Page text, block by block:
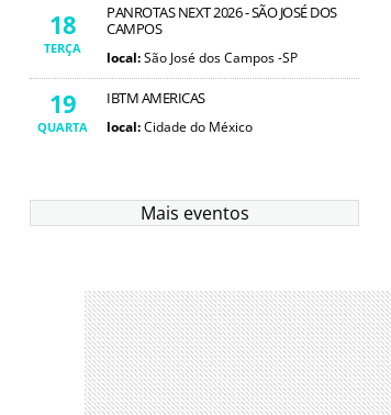
18
TERÇA
PANROTAS NEXT 2026 - SÃO JOSÉ DOS
CAMPOS
local:São José dos Campos -SP
19
QUARTA
IBTM AMERICAS
local:Cidade do México
Mais eventos